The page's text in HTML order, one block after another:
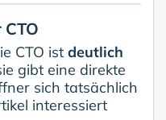
CTO ist deutlich
gibt eine direkte
sich tatsächlich
interessiert